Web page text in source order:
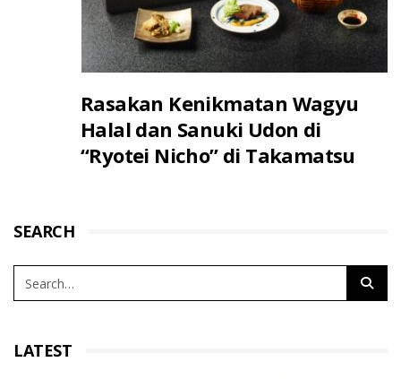
Rasakan Kenikmatan Wagyu
Halal dan Sanuki Udon di
“Ryotei Nicho” di Takamatsu
SEARCH
LATEST